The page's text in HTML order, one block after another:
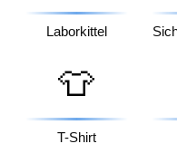
Laborkittel
👕
T-Shirt